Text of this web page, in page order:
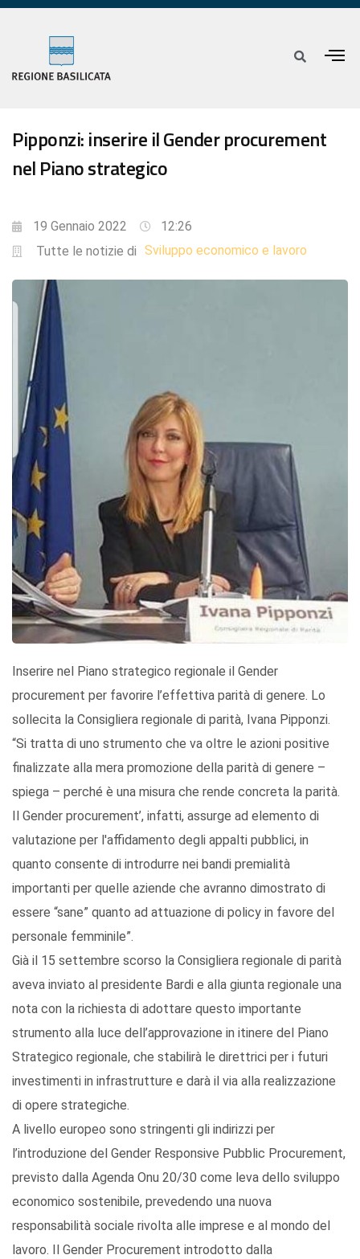
Pipponzi: inserire il Gender procurement
nel Piano strategico
19 Gennaio 2022
12:26
Tutte le notizie di Sviluppo economico e lavoro
Inserire nel Piano strategico regionale il Gender
procurement per favorire l’effettiva parità di genere. Lo
sollecita la Consigliera regionale di parità, Ivana Pipponzi.
“Si tratta di uno strumento che va oltre le azioni positive
finalizzate alla mera promozione della parità di genere –
spiega – perché è una misura che rende concreta la parità.
Il Gender procurement’, infatti, assurge ad elemento di
valutazione per l'affidamento degli appalti pubblici, in
quanto consente di introdurre nei bandi premialità
importanti per quelle aziende che avranno dimostrato di
essere “sane” quanto ad attuazione di policy in favore del
personale femminile”.
Già il 15 settembre scorso la Consigliera regionale di parità
aveva inviato al presidente Bardi e alla giunta regionale una
nota con la richiesta di adottare questo importante
strumento alla luce dell’approvazione in itinere del Piano
Strategico regionale, che stabilirà le direttrici per i futuri
investimenti in infrastrutture e darà il via alla realizzazione
di opere strategiche.
A livello europeo sono stringenti gli indirizzi per
l’introduzione del Gender Responsive Pubblic Procurement,
previsto dalla Agenda Onu 20/30 come leva dello sviluppo
economico sostenibile, prevedendo una nuova
responsabilità sociale rivolta alle imprese e al mondo del
lavoro. Il Gender Procurement introdotto dalla